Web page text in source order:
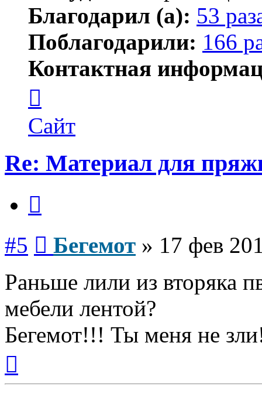
Благодарил (а): 53
Поблагодарили: 166
Контактная
пользователя
Бегемот
Сайт
Re: Материал для
#5 Бегемот » 17 фев
Раньше лили из вторяка
мебели лентой?
Бегемот!!! Ты меня не
началу